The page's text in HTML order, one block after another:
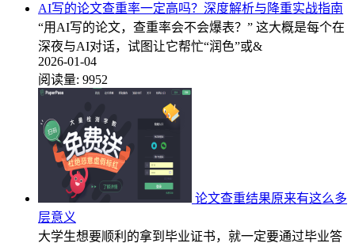
AI写的论文查重率一定高吗？深度解析与降重实战指南
“用AI写的论文，查重率会不会爆表？” 这大概是每个在
深夜与AI对话，试图让它帮忙“润色”或&
2026-01-04
阅读量: 9952
论文查重结果原来有这么多
层意义
大学生想要顺利的拿到毕业证书，就一定要通过毕业答